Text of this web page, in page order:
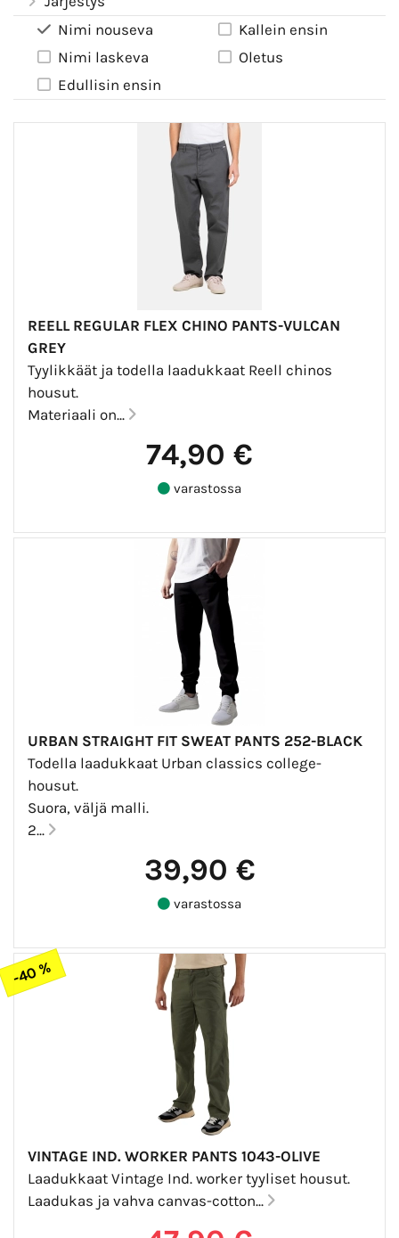
Nimi nouseva
Nimi laskeva
Edullisin ensin
Kallein ensin
Oletus
REELL REGULAR FLEX CHINO PANTS-VULCAN
GREY
Tyylikkäät ja todella laadukkaat Reell chinos
housut.
Materiaali on...
74,90 €
varastossa
URBAN STRAIGHT FIT SWEAT PANTS 252-BLACK
Todella laadukkaat Urban classics college-
housut.
Suora, väljä malli.
2...
39,90 €
varastossa
-40 %
VINTAGE IND. WORKER PANTS 1043-OLIVE
Laadukkaat Vintage Ind. worker tyyliset housut.
Laadukas ja vahva canvas-cotton...